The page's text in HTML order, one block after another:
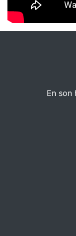
NYXmag 2.
En son